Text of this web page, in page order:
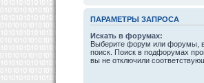
ПАРАМЕТРЫ ЗАПРОСА
Искать в форумах:
Выберите форум или форумы, в
поиск. Поиск в подфорумах
вы не отключили